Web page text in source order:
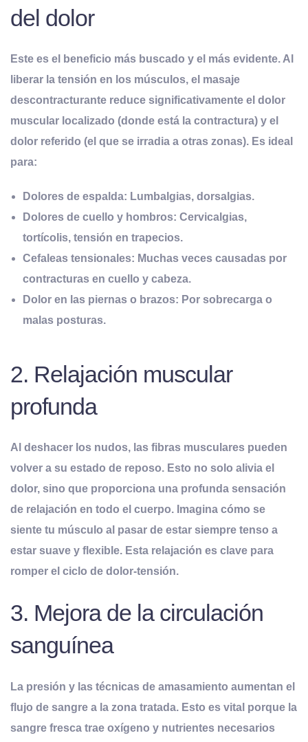
del dolor
Este es el beneficio más buscado y el más evidente. Al
liberar la tensión en los músculos, el masaje
descontracturante reduce significativamente el dolor
muscular localizado (donde está la contractura) y el
dolor referido (el que se irradia a otras zonas). Es ideal
para:
Dolores de espalda: Lumbalgias, dorsalgias.
Dolores de cuello y hombros: Cervicalgias,
tortícolis, tensión en trapecios.
Cefaleas tensionales: Muchas veces causadas por
contracturas en cuello y cabeza.
Dolor en las piernas o brazos: Por sobrecarga o
malas posturas.
2. Relajación muscular
profunda
Al deshacer los nudos, las fibras musculares pueden
volver a su estado de reposo. Esto no solo alivia el
dolor, sino que proporciona una profunda sensación
de relajación en todo el cuerpo. Imagina cómo se
siente tu músculo al pasar de estar siempre tenso a
estar suave y flexible. Esta relajación es clave para
romper el ciclo de dolor-tensión.
3. Mejora de la circulación
sanguínea
La presión y las técnicas de amasamiento aumentan el
flujo de sangre a la zona tratada. Esto es vital porque la
sangre fresca trae oxígeno y nutrientes necesarios